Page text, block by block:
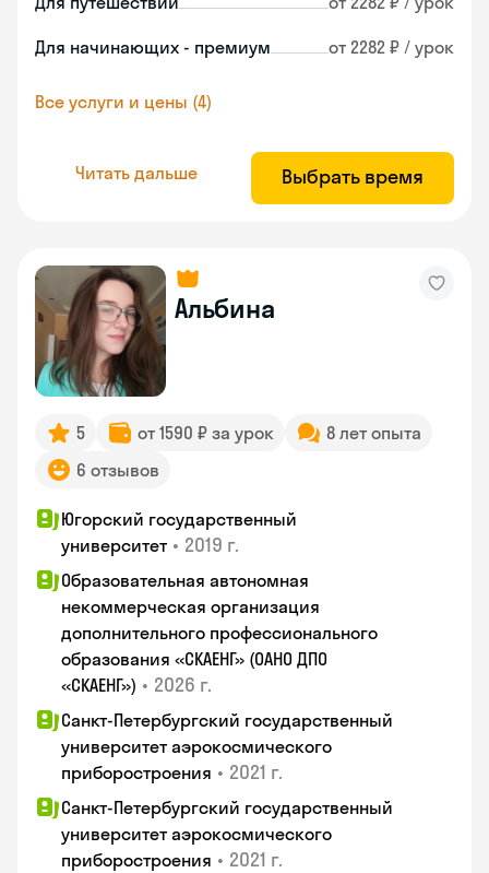
Для начинающих - премиум от 2282 ₽ / урок
Все услуги и цены (4)
Читать дальше Выбрать время
Альбина
5 от 1590 ₽ за урок
8 лет опыта
6 отзывов
Югорский государственный
университет • 2019 г.
Образовательная автономная
некоммерческая организация
дополнительного профессионального
образования «СКАЕНГ» (ОАНО ДПО
«СКАЕНГ») • 2026 г.
Санкт-Петербургский государственный
университет аэрокосмического
приборостроения • 2021 г.
Санкт-Петербургский государственный
университет аэрокосмического
приборостроения • 2021 г.